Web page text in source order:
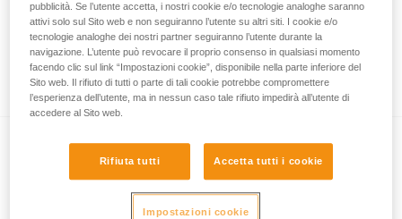
PUSH + 9 mm
Corda semistatica ultraresistente con
diametro da 9 mm per il torrentsimo
PUSH 9 mm
Corda semistatica con diametro da 9 mm
pubblicità. Se l’utente accetta, i nostri cookie e/o tecnologie analoghe saranno
attivi solo sul Sito web e non seguiranno l’utente su altri siti. I cookie e/o
tecnologie analoghe dei nostri partner seguiranno l’utente durante la
navigazione. L’utente può revocare il proprio consenso in qualsiasi momento
facendo clic sul link “Impostazioni cookie”, disponibile nella parte inferiore del
Sito web. Il rifiuto di tutti o parte di tali cookie potrebbe compromettere
l’esperienza dell’utente, ma in nessun caso tale rifiuto impedirà all’utente di
accedere al Sito web.
Rifiuta tutti Accetta tutti i cookie
Impostazioni cookie